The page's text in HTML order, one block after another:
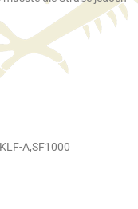
A,SF1000